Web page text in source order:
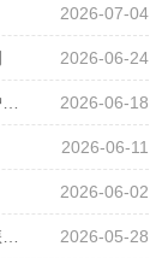
2026-07-04
2026-06-24
2026-06-18
2026-06-11
2026-06-02
2026-05-28